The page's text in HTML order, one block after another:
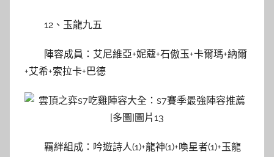
12、玉龍九五
陣容成員：艾尼維亞+妮蔻+石傲玉+卡爾瑪+納爾
+艾希+索拉卡+巴德
羈絆組成：吟遊詩人(1)+龍神(1)+喚星者(1)+玉龍